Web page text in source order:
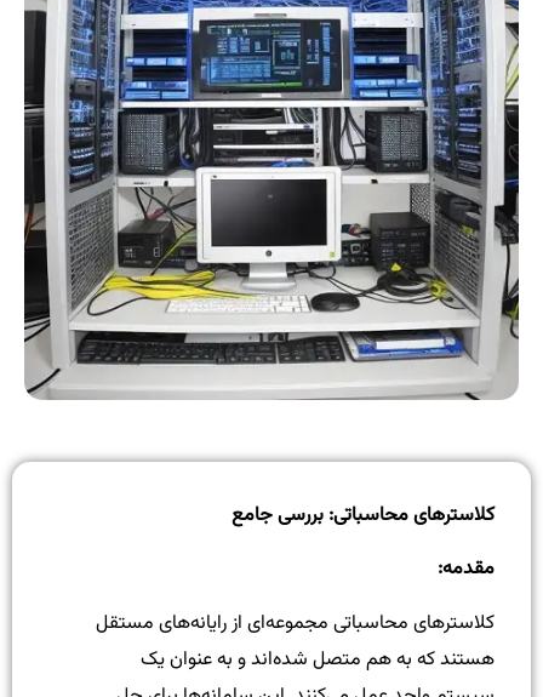
کلاستر‌های محاسباتی: بررسی جامع
مقدمه:
کلاستر‌های محاسباتی مجموعه‌ای از رایانه‌های مستقل
هستند که به هم متصل شده‌اند و به عنوان یک